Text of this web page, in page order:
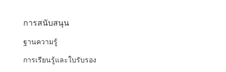
การสนับสนุน
ฐานความรู้
การเรียนรู้และใบรับรอง